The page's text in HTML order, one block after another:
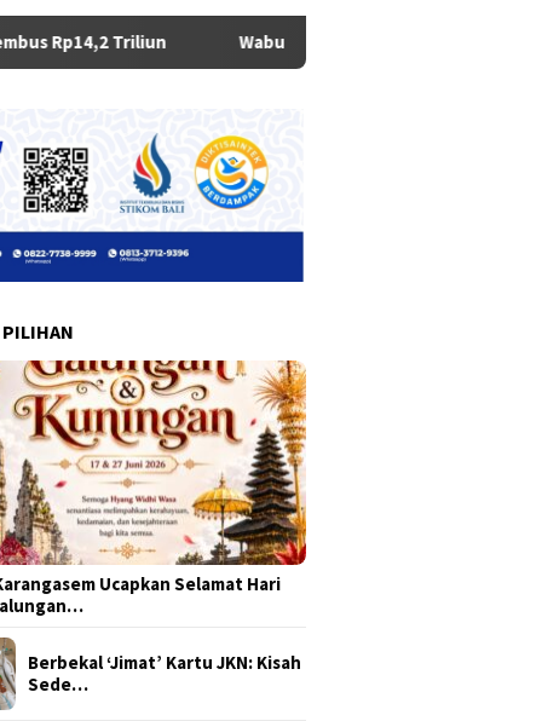
Wabup Bagus Alit Sucipta Ikuti Rakor Penguatan
Ucapkan Selamat Hari
Berbekal ‘Jimat’ Kartu JKN: Kisah
Sede…